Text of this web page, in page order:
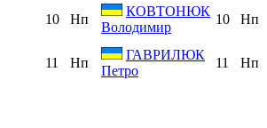
10
Нп
КОВТОНЮК
Володимир
10 Нп
11 Нп
ГАВРИЛЮК
Петро
11 Нп